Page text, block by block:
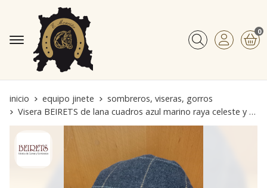
Buscar
0
inicio equipo jinete
sombreros, viseras, gorros
Visera BEIRETS de lana cuadros azul marino raya celeste y beige